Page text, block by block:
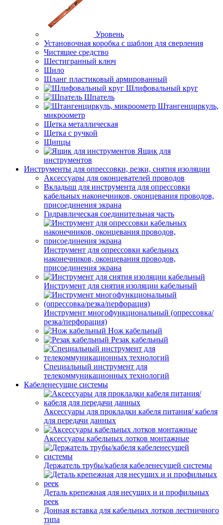
Уровень
Установочная коробка с шаблон для сверления
Чистящее средство
Шестигранный ключ
Шило
Шланг пластиковый армированный
Шлифовальный круг
Шпатель
Штангенциркуль,
микроометр
Щетка металлическая
Щетка с ручкой
Щипцы
Ящик для
инструментов
Инструменты для опрессовки, резки, снятия изоляции
Аксессуары для оконцевателей проводов
Вкладыш для инструмента для опрессовки
кабельных наконечников, оконцевания проводов,
присоединения экрана
Гидравлическая соединительная часть
Инструмент для опрессовки кабельных
наконечников, оконцевания проводов,
присоединения экрана
Инструмент для снятия изоляции кабельный
Инструмент многофункциональный (опрессовка/
резка/перфорация)
Нож кабельный
Резак кабельный
Специальный инструмент для
телекоммуникационных технологий
Кабеленесущие системы
Аксессуары для прокладки кабеля питания/ кабеля
для передачи данных
Аксессуары кабельных лотков монтажные
Держатель трубы/кабеля кабеленесущей системы
Деталь крепежная для несущих и и профильных
реек
Донная вставка для кабельных лотков лестничного
типа